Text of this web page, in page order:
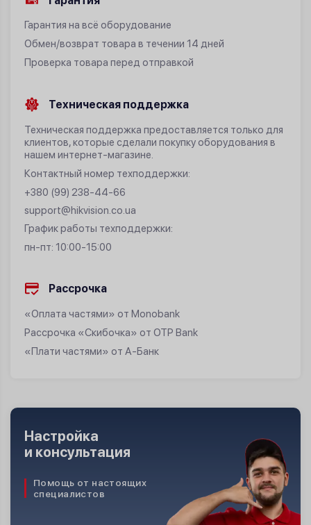
Гарантия на всё оборудование
Обмен/возврат товара в течении 14 дней
Проверка товара перед отправкой
Техническая поддержка
Техническая поддержка предоставляется только для
клиентов, которые сделали покупку оборудования в
нашем интернет-магазине.
Контактный номер техподдержки:
+380 (99) 238-44-66
support@hikvision.co.ua
График работы техподдержки:
пн-пт: 10:00-15:00
Рассрочка
«Оплата частями» от Monobank
Рассрочка «Скибочка» от OTP Bank
«Плати частями» от А-Банк
Помощь от настоящих
специалистов
Настройка
и консультация